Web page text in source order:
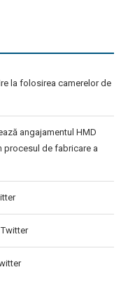
la folosirea camerelor de
angajamentul HMD
procesul de fabricare a